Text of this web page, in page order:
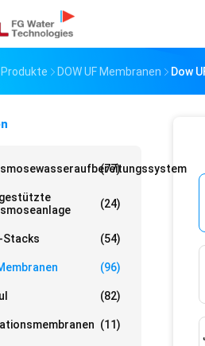
Produkte DOW UF Membranen Dow
(77)
(24)
Stacks (54)
(96)
(82)
(11)